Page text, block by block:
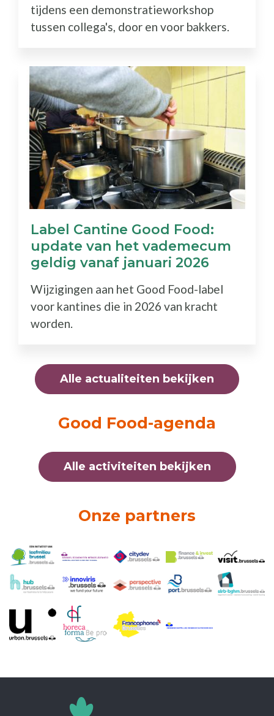
tijdens een demonstratieworkshop
tussen collega's, door en voor bakkers.
Label Cantine Good Food:
update van het vademecum
geldig vanaf januari 2026
Wijzigingen aan het Good Food-label
voor kantines die in 2026 van kracht
worden.
Alle actualiteiten bekijken
Good Food-agenda
Alle activiteiten bekijken
Onze partners